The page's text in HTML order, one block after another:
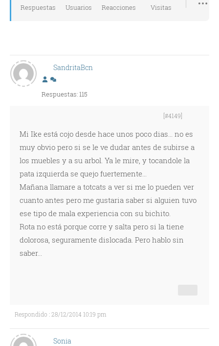
Respuestas Usuarios Reacciones Visitas
SandritaBcn
Respuestas: 115
[#4149]
Mi Ike está cojo desde hace unos poco dias... no es
muy obvio pero si se le ve dudar antes de subirse a
los muebles y a su arbol. Ya le mire, y tocandole la
pata izquierda se quejo fuertemente...
Mañana llamare a totcats a ver si me lo pueden ver
cuanto antes pero me gustaria saber si alguien tuvo
ese tipo de mala experiencia con su bichito.
Rota no está porque corre y salta pero si la tiene
dolorosa, seguramente dislocada. Pero hablo sin
saber...
Respondido : 28/12/2014 10:19 pm
Sonia